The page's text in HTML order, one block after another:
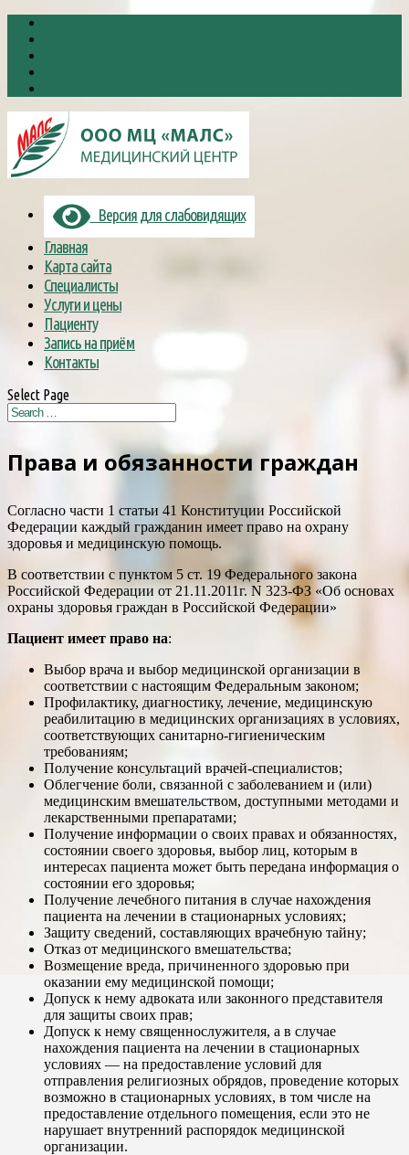
Версия для слабовидящих
Главная
Карта сайта
Специалисты
Услуги и цены
Пациенту
Запись на приём
Контакты
Select Page
Права и обязанности граждан
Согласно части 1 статьи 41 Конституции Российской
Федерации каждый гражданин имеет право на охрану
здоровья и медицинскую помощь.
В соответствии с пунктом 5 ст. 19 Федерального закона
Российской Федерации от 21.11.2011г. N 323-ФЗ «Об основах
охраны здоровья граждан в Российской Федерации»
Пациент имеет право на:
Выбор врача и выбор медицинской организации в
соответствии с настоящим Федеральным законом;
Профилактику, диагностику, лечение, медицинскую
реабилитацию в медицинских организациях в условиях,
соответствующих санитарно-гигиеническим
требованиям;
Получение консультаций врачей-специалистов;
Облегчение боли, связанной с заболеванием и (или)
медицинским вмешательством, доступными методами и
лекарственными препаратами;
Получение информации о своих правах и обязанностях,
состоянии своего здоровья, выбор лиц, которым в
интересах пациента может быть передана информация о
состоянии его здоровья;
Получение лечебного питания в случае нахождения
пациента на лечении в стационарных условиях;
Защиту сведений, составляющих врачебную тайну;
Отказ от медицинского вмешательства;
Возмещение вреда, причиненного здоровью при
оказании ему медицинской помощи;
Допуск к нему адвоката или законного представителя
для защиты своих прав;
Допуск к нему священнослужителя, а в случае
нахождения пациента на лечении в стационарных
условиях — на предоставление условий для
отправления религиозных обрядов, проведение которых
возможно в стационарных условиях, в том числе на
предоставление отдельного помещения, если это не
нарушает внутренний распорядок медицинской
организации.